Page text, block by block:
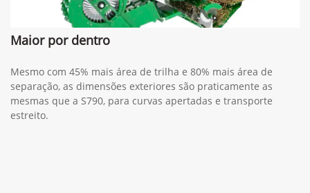
Maior por dentro
Mesmo com 45% mais área de trilha e 80% mais área de
separação, as dimensões exteriores são praticamente as
mesmas que a S790, para curvas apertadas e transporte
estreito.